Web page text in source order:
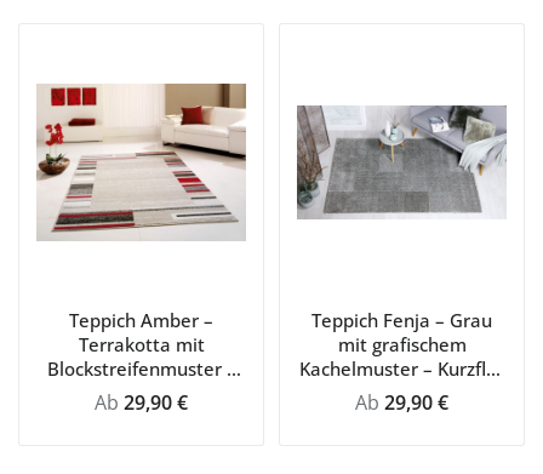
Teppich Amber –
Terrakotta mit
Blockstreifenmuster –
Kurzflor – pflegeleicht &
modern
Regulärer Preis:
Ab 29,90 €
Teppich Fenja – Grau
mit grafischem
Kachelmuster – Kurzflor
– pflegeleicht & modern
Regulärer Preis:
Ab 29,90 €